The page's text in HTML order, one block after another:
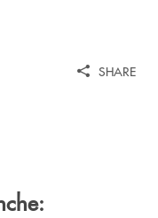
SHARE